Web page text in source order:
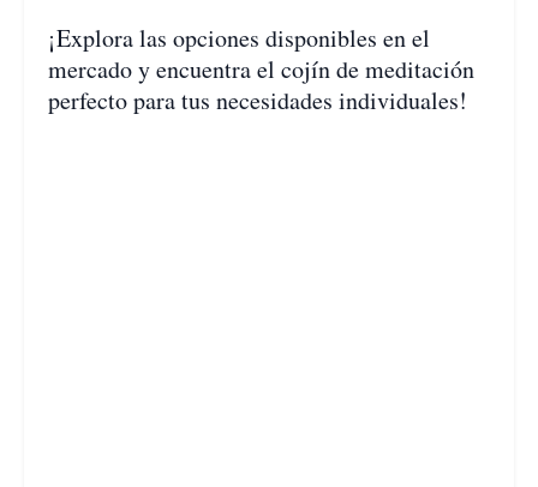
¡Explora las opciones disponibles en el
mercado y encuentra el cojín de meditación
perfecto para tus necesidades individuales!